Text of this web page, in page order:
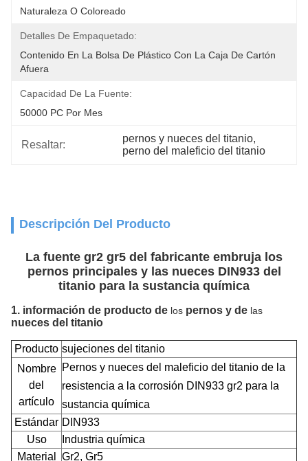
Naturaleza O Coloreado
Detalles De Empaquetado:
Contenido En La Bolsa De Plástico Con La Caja De Cartón
Afuera
Capacidad De La Fuente:
50000 PC Por Mes
Resaltar:
pernos y nueces del titanio,
perno del maleficio del titanio
Descripción Del Producto
La fuente gr2 gr5 del fabricante embruja los
pernos principales y las nueces DIN933 del
titanio para la sustancia química
1. información de producto de los pernos y de las
nueces del titanio
Producto sujeciones del titanio
Nombre
del
artículo
Pernos y nueces del maleficio del titanio de la
resistencia a la corrosión DIN933 gr2 para la
sustancia química
Estándar DIN933
Uso
Industria química
Material
Gr2, Gr5